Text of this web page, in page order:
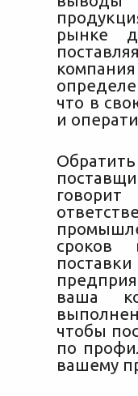
рынке
что в
и
сроков
ваша
чтобы
по
вашему